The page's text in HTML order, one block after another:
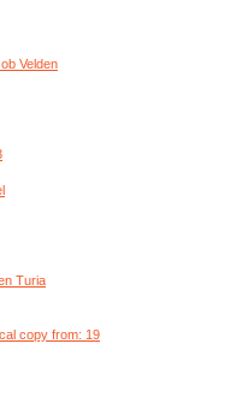
Velden
Turia
copy from: 19